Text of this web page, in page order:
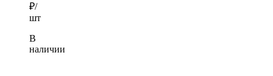
₽/
шт
В
наличии